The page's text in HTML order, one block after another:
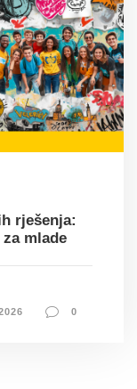
rješenja:
mlade
0